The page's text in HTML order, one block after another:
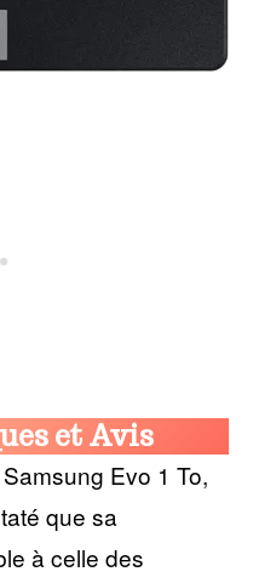
et Avis
Evo 1 To,
que sa
à celle des